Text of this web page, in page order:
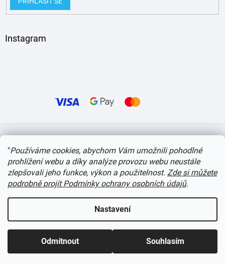
"Používáme cookies, abychom Vám umožnili pohodlné
prohlížení webu a díky analýze provozu webu neustále
zlepšovali jeho funkce, výkon a použitelnost. Zde si můžete
podrobně projít Podmínky ochrany osobních údajů.
Nastavení
Odmítnout Souhlasím
Instagram
Copyright 2026itvlaky.cz . Všechna práva vyhrazena. Upravit nastavení cookies